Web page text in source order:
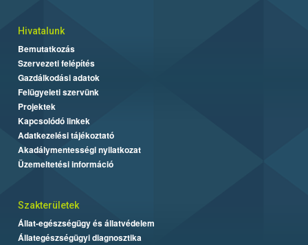
Hivatalunk
Bemutatkozás
Szervezeti felépítés
Gazdálkodási adatok
Felügyeleti szervünk
Projektek
Kapcsolódó linkek
Adatkezelési tájékoztató
Akadálymentességi nyilatkozat
Üzemeltetési információ
Szakterületek
Állat-egészségügy és állatvédelem
Állategészségügyi diagnosztika